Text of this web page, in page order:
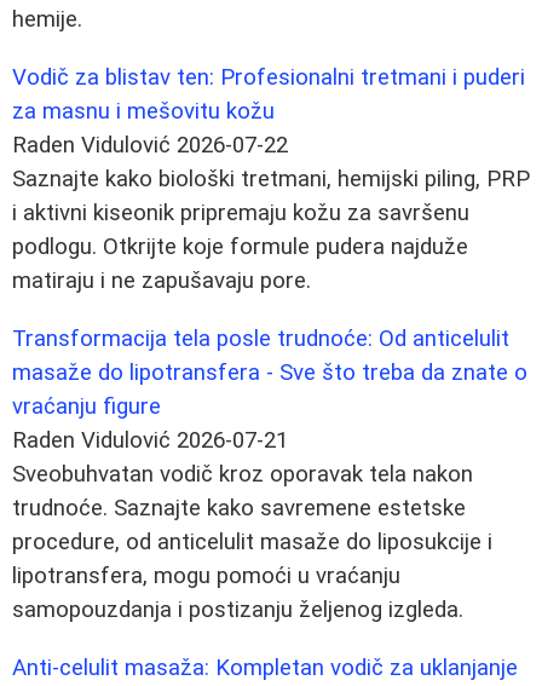
hemije.
Vodič za blistav ten: Profesionalni tretmani i puderi
za masnu i mešovitu kožu
Raden Vidulović 2026-07-22
Saznajte kako biološki tretmani, hemijski piling, PRP
i aktivni kiseonik pripremaju kožu za savršenu
podlogu. Otkrijte koje formule pudera najduže
matiraju i ne zapušavaju pore.
Transformacija tela posle trudnoće: Od anticelulit
masaže do lipotransfera - Sve što treba da znate o
vraćanju figure
Raden Vidulović 2026-07-21
Sveobuhvatan vodič kroz oporavak tela nakon
trudnoće. Saznajte kako savremene estetske
procedure, od anticelulit masaže do liposukcije i
lipotransfera, mogu pomoći u vraćanju
samopouzdanja i postizanju željenog izgleda.
Anti-celulit masaža: Kompletan vodič za uklanjanje